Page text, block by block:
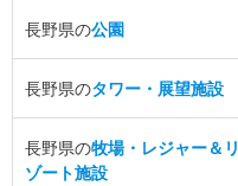
長野県の公園
長野県のタワー・展望施設
長野県の牧場・レジャー＆リ
ゾート施設